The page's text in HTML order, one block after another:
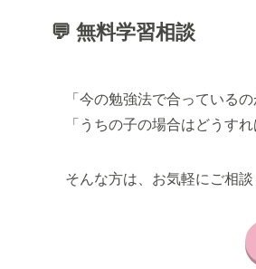
💬 無料学習相談
「今の勉強法で合っているの
「うちの子の場合はどうすれ
そんな方は、お気軽にご相談